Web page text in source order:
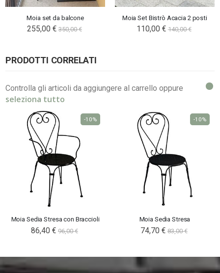
Moia set da balcone
Special
Price
255,00 € 350,00 €
Moia Set Bistrò Acacia 2 posti
Special
Price
110,00 € 140,00 €
PRODOTTI CORRELATI
Controlla gli articoli da aggiungere al carrello oppure
seleziona tutto
Moia Sedia Stresa con Braccioli
Special
Price
86,40 € 96,00 €
-10%
Moia Sedia Stresa
Special
Price
74,70 € 83,00 €
-10%